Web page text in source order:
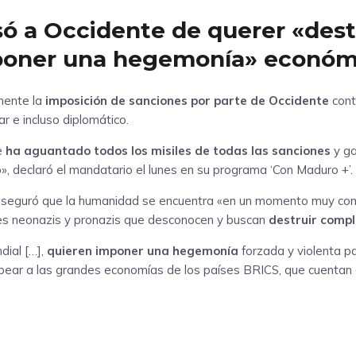
a Occidente de querer
una hegemonía»
la imposición de sanciones por parte de Occidente
e incluso diplomático.
ha aguantado todos los misiles de todas las sanciones y
el mandatario el lunes en su programa ‘Con Maduro +’.
que la humanidad se encuentra «en un momento muy
neonazis y pronazis que desconocen y buscan destruir
[…], quieren imponer una hegemonía forzada y violenta
a las grandes economías de los países BRICS, que